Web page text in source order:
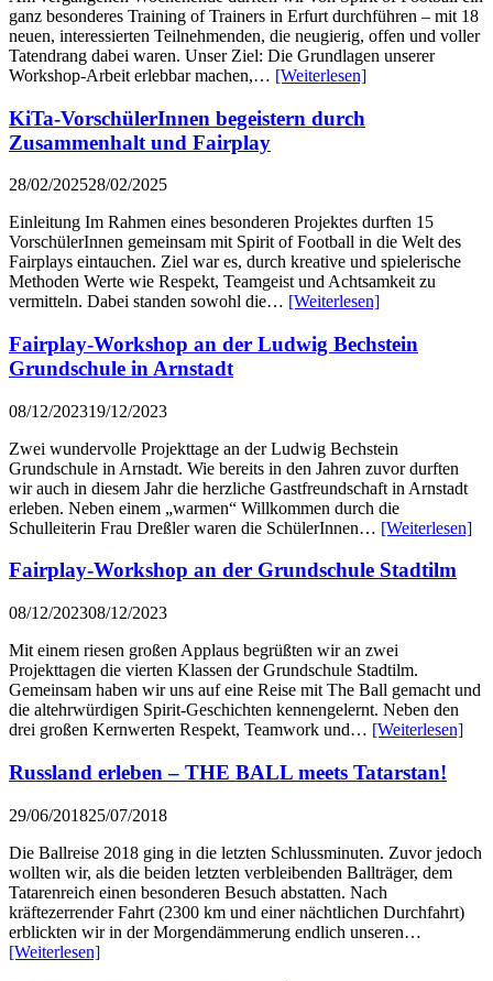
ganz besonderes Training of Trainers in Erfurt durchführen – mit 18
neuen, interessierten Teilnehmenden, die neugierig, offen und voller
Tatendrang dabei waren. Unser Ziel: Die Grundlagen unserer
Workshop-Arbeit erlebbar machen,… [Weiterlesen]
KiTa-VorschülerInnen begeistern durch
Zusammenhalt und Fairplay
28/02/202528/02/2025
Einleitung Im Rahmen eines besonderen Projektes durften 15
VorschülerInnen gemeinsam mit Spirit of Football in die Welt des
Fairplays eintauchen. Ziel war es, durch kreative und spielerische
Methoden Werte wie Respekt, Teamgeist und Achtsamkeit zu
vermitteln. Dabei standen sowohl die… [Weiterlesen]
Fairplay-Workshop an der Ludwig Bechstein
Grundschule in Arnstadt
08/12/202319/12/2023
Zwei wundervolle Projekttage an der Ludwig Bechstein
Grundschule in Arnstadt. Wie bereits in den Jahren zuvor durften
wir auch in diesem Jahr die herzliche Gastfreundschaft in Arnstadt
erleben. Neben einem „warmen“ Willkommen durch die
Schulleiterin Frau Dreßler waren die SchülerInnen… [Weiterlesen]
Fairplay-Workshop an der Grundschule Stadtilm
08/12/202308/12/2023
Mit einem riesen großen Applaus begrüßten wir an zwei
Projekttagen die vierten Klassen der Grundschule Stadtilm.
Gemeinsam haben wir uns auf eine Reise mit The Ball gemacht und
die altehrwürdigen Spirit-Geschichten kennengelernt. Neben den
drei großen Kernwerten Respekt, Teamwork und… [Weiterlesen]
Russland erleben – THE BALL meets Tatarstan!
29/06/201825/07/2018
Die Ballreise 2018 ging in die letzten Schlussminuten. Zuvor jedoch
wollten wir, als die beiden letzten verbleibenden Ballträger, dem
Tatarenreich einen besonderen Besuch abstatten. Nach
kräftezerrender Fahrt (2300 km und einer nächtlichen Durchfahrt)
erblickten wir in der Morgendämmerung endlich unseren…
[Weiterlesen]